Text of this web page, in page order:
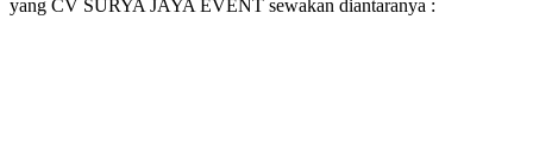
yang CV SURYA JAYA EVENT sewakan diantaranya :